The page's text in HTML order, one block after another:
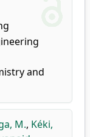
and
M., Kéki,